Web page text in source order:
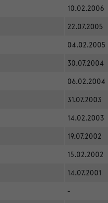
10.02.2006
22.07.2005
04.02.2005
30.07.2004
06.02.2004
31.07.2003
14.02.2003
19.07.2002
15.02.2002
14.07.2001
-